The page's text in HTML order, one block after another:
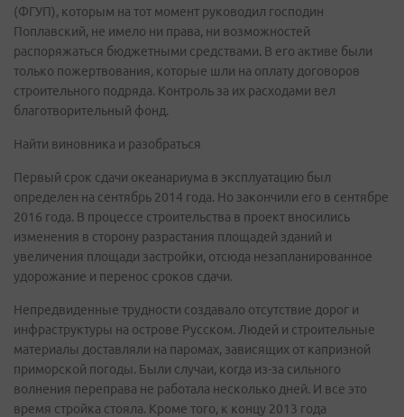
(ФГУП), которым на тот момент руководил господин
Поплавский, не имело ни права, ни возможностей
распоряжаться бюджетными средствами. В его активе были
только пожертвования, которые шли на оплату договоров
строительного подряда. Контроль за их расходами вел
благотворительный фонд.
Найти виновника и разобраться
Первый срок сдачи океанариума в эксплуатацию был
определен на сентябрь 2014 года. Но закончили его в сентябре
2016 года. В процессе строительства в проект вносились
изменения в сторону разрастания площадей зданий и
увеличения площади застройки, отсюда незапланированное
удорожание и перенос сроков сдачи.
Непредвиденные трудности создавало отсутствие дорог и
инфраструктуры на острове Русском. Людей и строительные
материалы доставляли на паромах, зависящих от капризной
приморской погоды. Были случаи, когда из-за сильного
волнения переправа не работала несколько дней. И все это
время стройка стояла. Кроме того, к концу 2013 года